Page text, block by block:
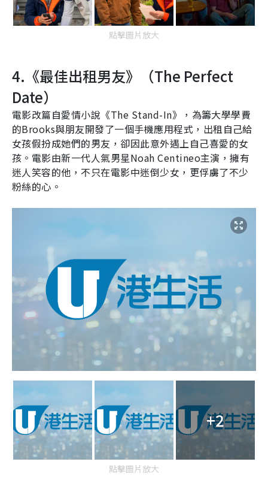
點擊圖片放大
4. 《最佳出租男友》（The Perfect
Date）
電影改篇自愛情小說《The Stand-In》，為籌大學學費
的Brooks與朋友開發了一個手機應用程式，出租自己給
女孩假扮成她們的男友，卻因此意外遇上自己喜愛的女
孩。電影由新一代人氣男星Noah Centineo主演，擁有
迷人笑容的他，不只在電影中迷倒少女，更俘虜了不少
粉絲的心。
+2
點擊圖片放大